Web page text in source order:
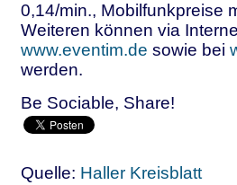
0,14/min., Mobilfunkpreise
Weiteren können via
www.eventim.de sowie bei
werden.
Be Sociable, Share!
Quelle: Haller Kreisblatt